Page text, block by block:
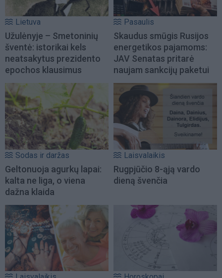
Lietuva
Užulėnyje – Smetoninių
šventė: istorikai kels
neatsakytus prezidento
epochos klausimus
Pasaulis
Skaudus smūgis Rusijos
energetikos pajamoms:
JAV Senatas pritarė
naujam sankcijų paketui
Sodas ir daržas
Geltonuoja agurkų lapai:
kalta ne liga, o viena
dažna klaida
Laisvalaikis
Rugpjūčio 8-ąją vardo
dieną švenčia